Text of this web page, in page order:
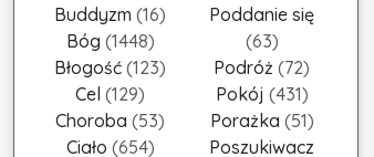
Buddyzm (16)
Bóg (1448)
Błogość (123)
Cel (129)
Choroba (53)
Ciało (654)
Poddanie się
(63)
Podróż (72)
Pokój (431)
Porażka (51)
Poszukiwacz